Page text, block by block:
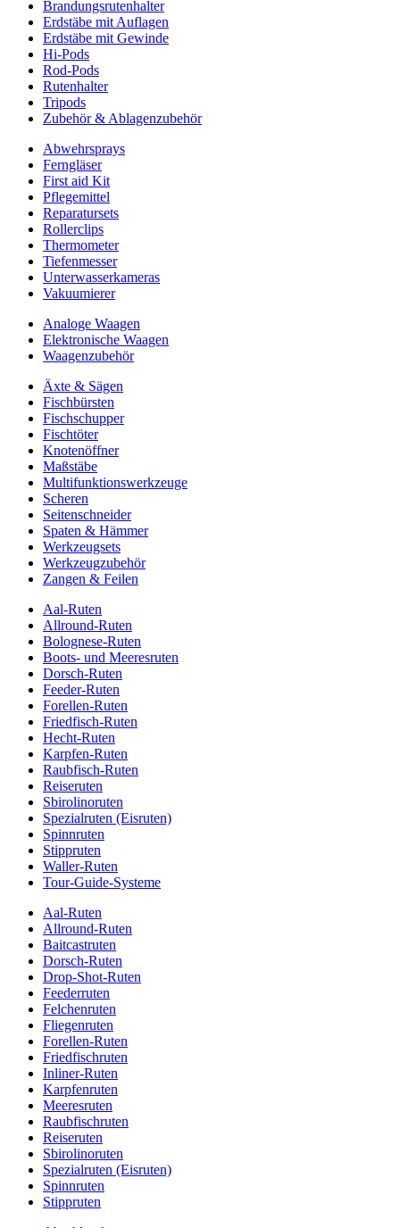
Brandungsrutenhalter
Erdstäbe mit Auflagen
Erdstäbe mit Gewinde
Hi-Pods
Rod-Pods
Rutenhalter
Tripods
Zubehör & Ablagenzubehör
Abwehrsprays
Ferngläser
First aid Kit
Pflegemittel
Reparatursets
Rollerclips
Thermometer
Tiefenmesser
Unterwasserkameras
Vakuumierer
Analoge Waagen
Elektronische Waagen
Waagenzubehör
Äxte & Sägen
Fischbürsten
Fischschupper
Fischtöter
Knotenöffner
Maßstäbe
Multifunktionswerkzeuge
Scheren
Seitenschneider
Spaten & Hämmer
Werkzeugsets
Werkzeugzubehör
Zangen & Feilen
Aal-Ruten
Allround-Ruten
Bolognese-Ruten
Boots- und Meeresruten
Dorsch-Ruten
Feeder-Ruten
Forellen-Ruten
Friedfisch-Ruten
Hecht-Ruten
Karpfen-Ruten
Raubfisch-Ruten
Reiseruten
Sbirolinoruten
Spezialruten (Eisruten)
Spinnruten
Stippruten
Waller-Ruten
Tour-Guide-Systeme
Aal-Ruten
Allround-Ruten
Baitcastruten
Dorsch-Ruten
Drop-Shot-Ruten
Feederruten
Felchenruten
Fliegenruten
Forellen-Ruten
Friedfischruten
Inliner-Ruten
Karpfenruten
Meeresruten
Raubfischruten
Reiseruten
Sbirolinoruten
Spezialruten (Eisruten)
Spinnruten
Stippruten